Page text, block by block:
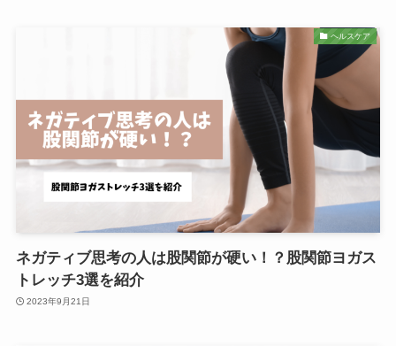
ヘルスケア
ネガティブ思考の人は股関節が硬い！？股関節ヨガス
トレッチ3選を紹介
2023年9月21日